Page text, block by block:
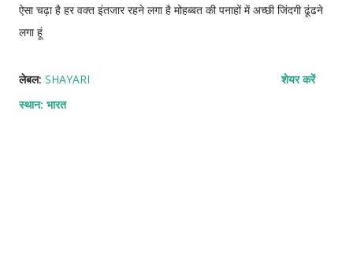
ऐसा चढ़ा है हर वक्त इंतजार रहने लगा है मोहब्बत की पनाहों में अच्छी जिंदगी ढूंढने
लगा हूं
लेबल: SHAYARI
स्थान: भारत
शेयर करें